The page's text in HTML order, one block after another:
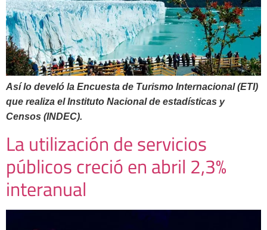
Así lo develó la Encuesta de Turismo Internacional (ETI)
que realiza el Instituto Nacional de estadísticas y
Censos (INDEC).
La utilización de servicios
públicos creció en abril 2,3%
interanual